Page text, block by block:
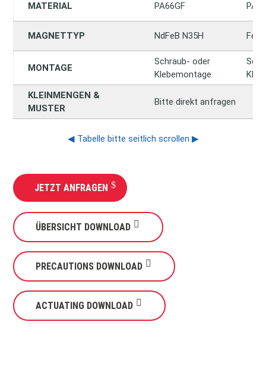
MATERIAL PA66GF
MAGNETTYP NdFeB N35H
MONTAGE
Schraub- oder
Klebemontage
KLEINMENGEN &
MUSTER
Bitte direkt anfragen
◀ Tabelle bitte seitlich scrollen ▶
JETZT ANFRAGEN
ÜBERSICHT DOWNLOAD
PRECAUTIONS DOWNLOAD
ACTUATING DOWNLOAD